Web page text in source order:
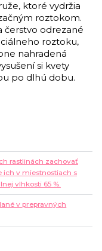
ktoré vydržia
roztokom.
čerstvo odrezané
roztoku,
nahradená
si kvety
po dlhú dobu.
rastlinách zachovať
ich v miestnostiach s
vlhkosti 65 %.
v prepravných